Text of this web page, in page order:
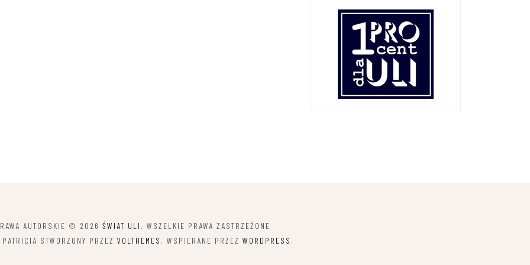
AUTORSKIE © 2026 ŚWIAT ULI . WSZELKIE PRAWA ZASTRZEŻONE
PATRICIA STWORZONY PRZEZ VOLTHEMES . WSPIERANE PRZEZ WORDPRESS .